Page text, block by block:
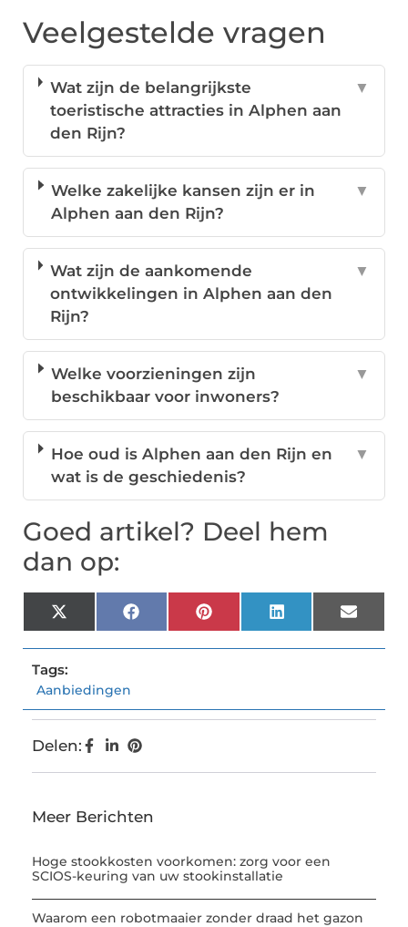
Veelgestelde vragen
Wat zijn de belangrijkste
toeristische attracties in Alphen aan
den Rijn?
▼
Welke zakelijke kansen zijn er in
Alphen aan den Rijn?
▼
Wat zijn de aankomende
ontwikkelingen in Alphen aan den
Rijn?
▼
Welke voorzieningen zijn
beschikbaar voor inwoners?
▼
Hoe oud is Alphen aan den Rijn en
wat is de geschiedenis?
▼
Goed artikel? Deel hem
dan op:
X
(Twitter)
FacebookPinterestLinkedInEmail
Tags:
Aanbiedingen
Delen:
Meer Berichten
Hoge stookkosten voorkomen: zorg voor een
SCIOS-keuring van uw stookinstallatie
Waarom een robotmaaier zonder draad het gazon